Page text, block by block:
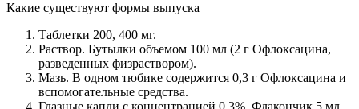
Какие существуют формы выпуска
Таблетки 200, 400 мг.
Раствор. Бутылки объемом 100 мл (2 г Офлоксацина,
разведенных физраствором).
Мазь. В одном тюбике содержится 0,3 г Офлоксацина и
вспомогательные средства.